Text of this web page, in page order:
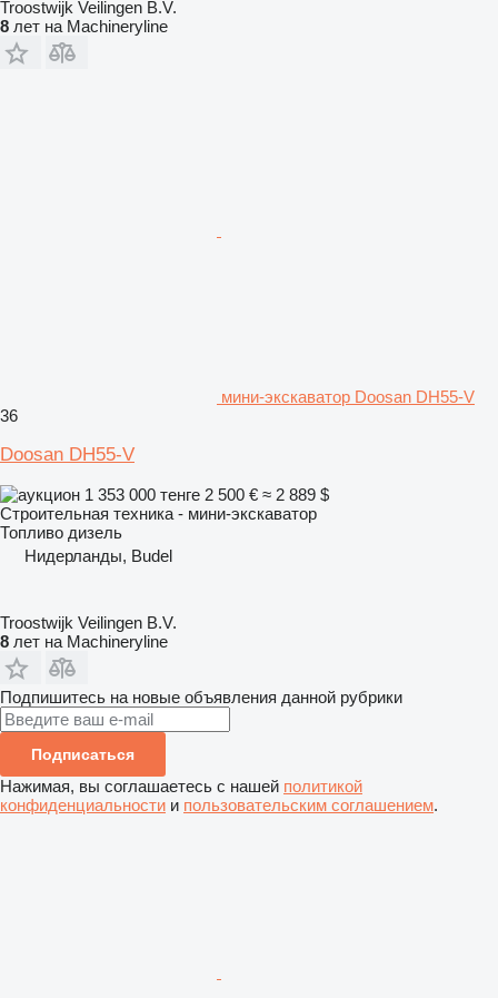
Troostwijk Veilingen B.V.
8 лет на Machineryline
мини-экскаватор Doosan DH55-V
36
Doosan DH55-V
1 353 000 тенге 2 500 € ≈ 2 889 $
Строительная техника - мини-экскаватор
Топливо дизель
Нидерланды, Budel
Troostwijk Veilingen B.V.
8 лет на Machineryline
Подпишитесь на новые объявления данной рубрики
Подписаться
Нажимая, вы соглашаетесь с нашей политикой
конфиденциальности и пользовательским соглашением.